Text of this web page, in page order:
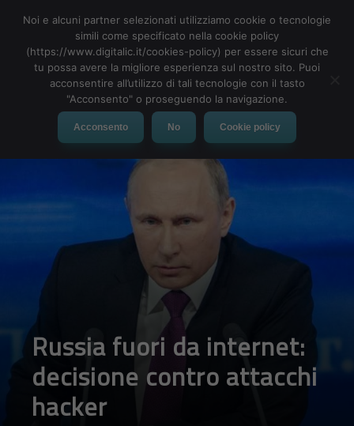
MENU
Russia fuori da internet:
decisione contro attacchi
hacker
Noi e alcuni partner selezionati utilizziamo cookie o tecnologie
simili come specificato nella cookie policy
(https://www.digitalic.it/cookies-policy) per essere sicuri che
tu possa avere la migliore esperienza sul nostro sito. Puoi
acconsentire all’utilizzo di tali tecnologie con il tasto
"Acconsento" o proseguendo la navigazione.
Acconsento No Cookie policy